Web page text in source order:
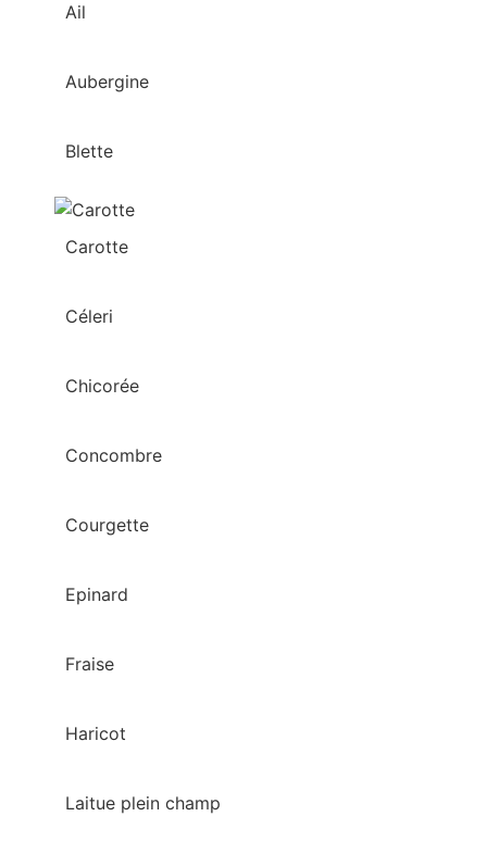
Ail
Aubergine
Blette
Carotte
Céleri
Chicorée
Concombre
Courgette
Epinard
Fraise
Haricot
Laitue plein champ